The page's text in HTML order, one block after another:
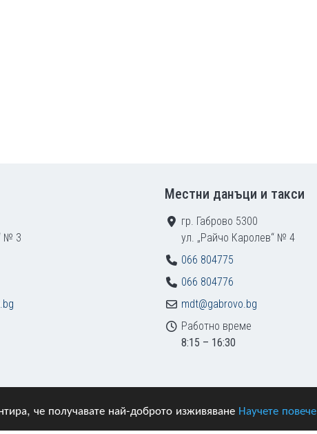
че получавате най-доброто изживяване Научете повече
№ 3
Местни данъци и такси
гр. Габрово 5300
ул. „Райчо Каролев“ № 4
066 804775
066 804776
mdt@gabrovo.bg
Работно време
8:15 – 16:30
права запазени.